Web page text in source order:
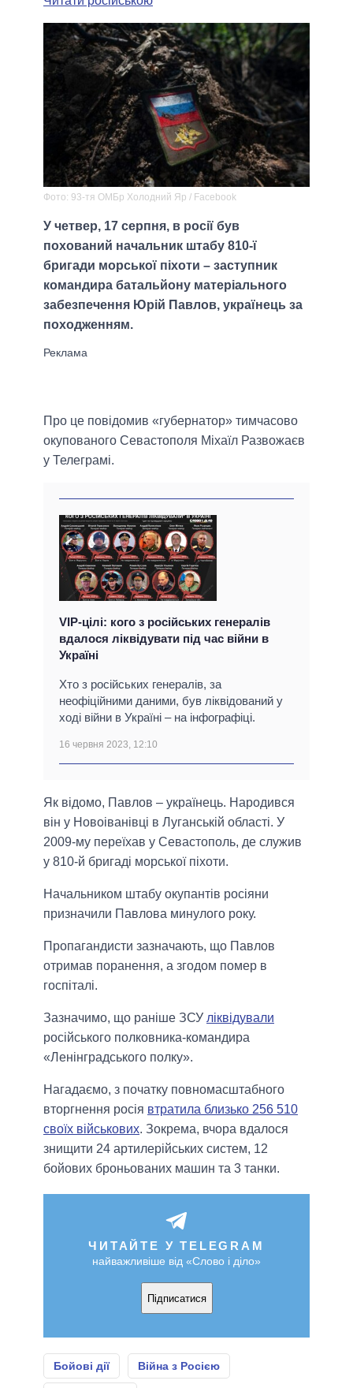
Фото: 93-тя ОМБр Холодний Яр / Facebook
У четвер, 17 серпня, в росії був
похований начальник штабу 810-ї
бригади морської піхоти – заступник
командира батальйону матеріального
забезпечення Юрій Павлов, українець за
походженням.
Про це повідомив «губернатор» тимчасово
окупованого Севастополя Міхаїл Развожаєв
у Телеграмі.
VIP-цілі: кого з російських генералів
вдалося ліквідувати під час війни в
Україні
Хто з російських генералів, за
неофіційними даними, був ліквідований у
ході війни в Україні – на інфографіці.
16 червня 2023, 12:10
Як відомо, Павлов – українець. Народився
він у Новоіванівці в Луганській області. У
2009-му переїхав у Севастополь, де служив
у 810-й бригаді морської піхоти.
Начальником штабу окупантів росіяни
призначили Павлова минулого року.
Пропагандисти зазначають, що Павлов
отримав поранення, а згодом помер в
госпіталі.
Зазначимо, що раніше ЗСУ ліквідували
російського полковника-командира
«Ленінградського полку».
Нагадаємо, з початку повномасштабного
вторгнення росія втратила близько 256 510
своїх військових. Зокрема, вчора вдалося
знищити 24 артилерійських систем, 12
бойових броньованих машин та 3 танки.
ЧИТАЙТЕ У TELEGRAM
найважливіше від «Слово і діло»
Підписатися
Бойові дії Війна з Росією